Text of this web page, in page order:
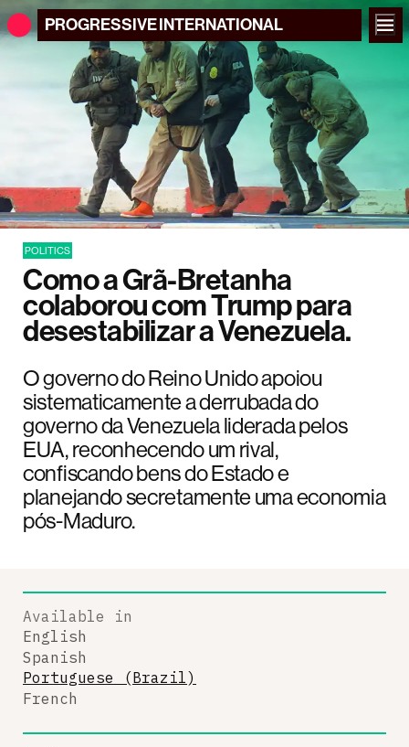
PROGRESSIVEINTERNATIONAL
POLITICS
Como a Grã-Bretanha
colaborou com Trump para
desestabilizar a Venezuela.
O governo do Reino Unido apoiou
sistematicamente a derrubada do
governo da Venezuela liderada pelos
EUA, reconhecendo um rival,
confiscando bens do Estado e
planejando secretamente uma economia
pós-Maduro.
Available in
English
Spanish
Portuguese (Brazil)
French